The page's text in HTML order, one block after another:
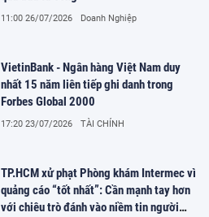
11:00 26/07/2026 Doanh Nghiệp
VietinBank - Ngân hàng Việt Nam duy
nhất 15 năm liên tiếp ghi danh trong
Forbes Global 2000
17:20 23/07/2026 TÀI CHÍNH
TP.HCM xử phạt Phòng khám Intermec vì
quảng cáo “tốt nhất”: Cần mạnh tay hơn
với chiêu trò đánh vào niềm tin người